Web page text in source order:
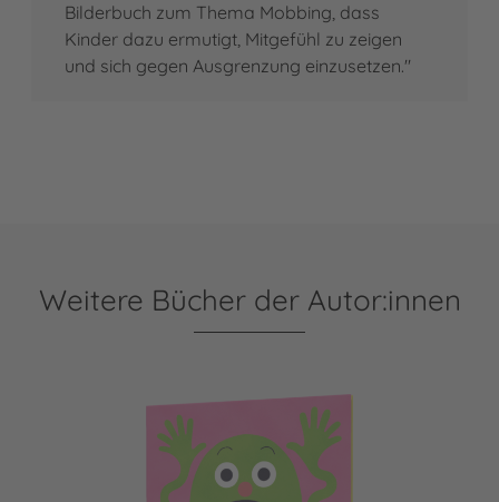
Bilderbuch zum Thema Mobbing, dass
Kinder dazu ermutigt, Mitgefühl zu zeigen
und sich gegen Ausgrenzung einzusetzen."
Weitere Bücher der Autor:innen